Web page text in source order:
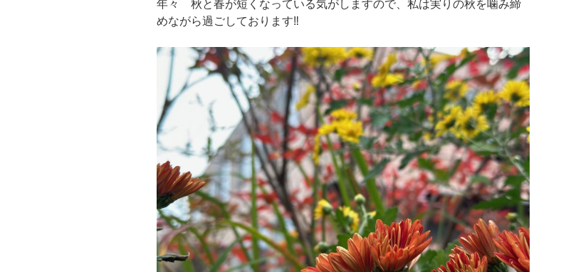
年々 秋と春が短くなっている気がしますので、私は実りの秋を噛み締
めながら過ごしております‼︎